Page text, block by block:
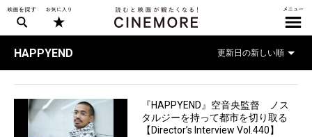
HAPPYEND
『HAPPYEND』空音央監督 ノス
タルジーを持って都市を切り取る
【Director’s Interview Vol.440】